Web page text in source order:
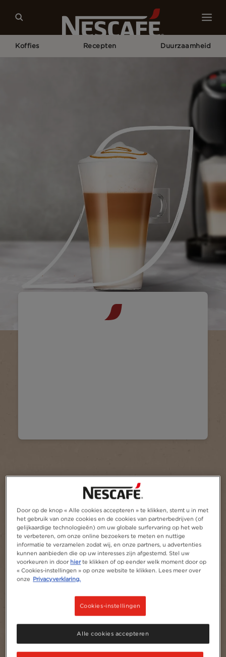
Koffies Recepten Duurzaamheid
Door op de knop « Alle cookies accepteren » te klikken, stemt u in met
het gebruik van onze cookies en de cookies van partnerbedrijven (of
gelijkaardige technologieën) om uw globale surfervaring op het web
te verbeteren, om onze online bezoekers te meten en nuttige
informatie te verzamelen zodat wij, en onze partners, u advertenties
kunnen aanbieden die op uw interesses zijn afgestemd. Stel uw
voorkeuren in door hierte klikken of op eender welk moment door op
« Cookies-instellingen » op onze website te klikken. Lees meer over
onze Privacyverklaring.
Cookies-instellingen
Alle cookies accepteren